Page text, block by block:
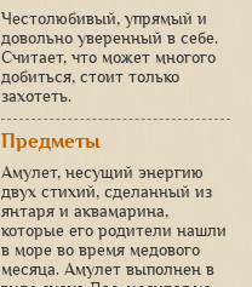
Честолюбивый, упрямый и
довольно уверенный в себе.
Считает, что может многого
добиться, стоит только
захотеть.
Предметы
Амулет, несущий энергию
двух стихий, сделанный из
янтаря и аквамарина,
которые его родители нашли
в море во время медового
месяца. Амулет выполнен в